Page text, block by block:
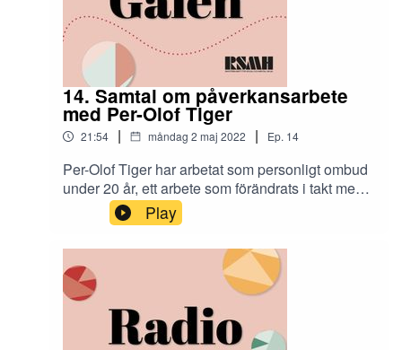
14. Samtal om påverkansarbete
med Per-Olof Tiger
21:54 | måndag 2 maj 2022 | Ep. 14
Per-Olof Tiger har arbetat som personligt ombud
under 20 år, ett arbete som förändrats i takt med
att myndigheters och samhällsförändring.
Personligt ombud arbetar utifrån den enskildes
intressen med det stöd som behövs. Det innebär
ibland att man måste vara lite sträng, även om
Per-Olof med åren blivit lite mer ödmjuk.Inom
RSMH är Per-Olof ordförande för det
intressepolitiska utskottet. Deras uppdrag är att
bereda och bevaka intressepolitiska frågor för
Play